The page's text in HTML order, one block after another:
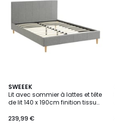
SWEEEK
Lit avec sommier à lattes et tête
de lit 140 x 190cm finition tissu
239,99 €
3,3
/ 5
2
Couleurs